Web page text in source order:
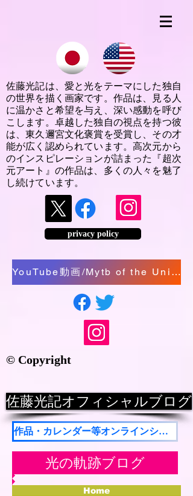
佐藤光記は、愛と光をテーマにした独自
の世界を描く画家です。作品は、見る人
に温かさと希望を与え、深い感動を呼び
こします。卓越した独自の視点を持つ彼
は、東久邇宮文化褒賞を受賞し、その才
能が広く認められています。高次元から
のインスピレーションが詰まった『超次
元アート』の作品は、多くの人々を魅了
し続けています。
privacy policy
YouTube動画/Mytb of the Universe/The Presence of Miracle
© Copyright
佐藤光記オフィシャルブログ
作品・カレンダー等オンラインショップ
光の軌跡ブログ
Home